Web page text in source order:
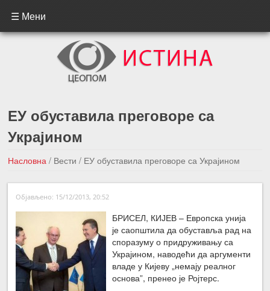
☰ Мени
ЕУ обуставила преговоре са
Украјином
Насловна / Вести/ ЕУ обуставила преговоре са Украјином
←Претходна вест
Следећа вест →
Објављено: 15/12/2013, 20:52
БРИСЕЛ, КИЈЕВ – Европска унија
је саопштила да обуставља рад на
споразуму о придруживању са
Украјином, наводећи да аргументи
владе у Кијеву „немају реалног
основа”, пренео је Ројтерс.